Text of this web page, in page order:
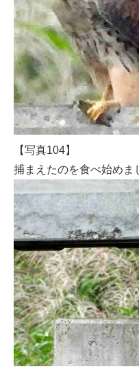
【写真104】
捕まえたのを食べ始めま